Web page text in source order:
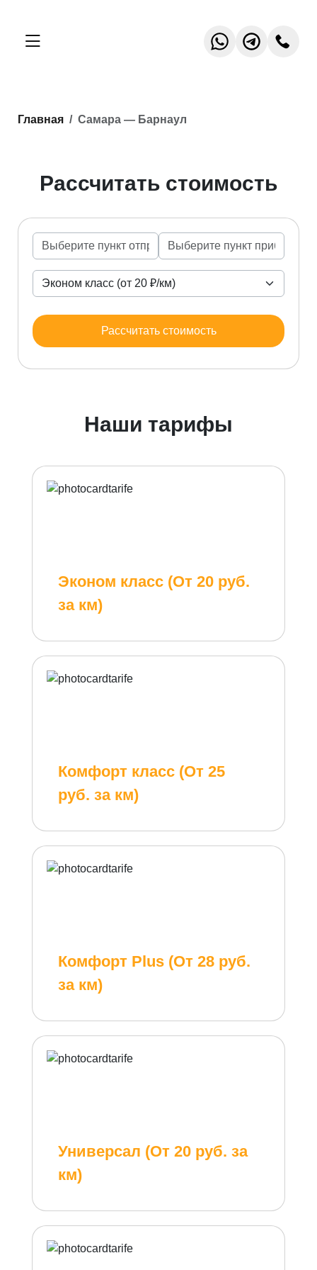
Главная Самара — Барнаул
Рассчитать стоимость
Рассчитать стоимость
Наши тарифы
Эконом класс (От 20 руб.
за км)
Комфорт класс (От 25
руб. за км)
Комфорт Plus (От 28 руб.
за км)
Универсал (От 20 руб. за
км)